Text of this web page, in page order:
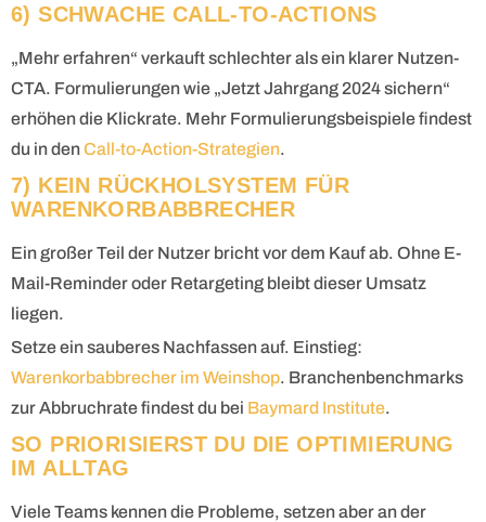
6) SCHWACHE CALL-TO-ACTIONS
„Mehr erfahren“ verkauft schlechter als ein klarer Nutzen-
CTA. Formulierungen wie „Jetzt Jahrgang 2024 sichern“
erhöhen die Klickrate. Mehr Formulierungsbeispiele findest
du in denCall-to-Action-Strategien.
7) KEIN RÜCKHOLSYSTEM FÜR
WARENKORBABBRECHER
Ein großer Teil der Nutzer bricht vor dem Kauf ab. Ohne E-
Mail-Reminder oder Retargeting bleibt dieser Umsatz
liegen.
Setze ein sauberes Nachfassen auf. Einstieg:
Warenkorbabbrecher im Weinshop. Branchenbenchmarks
zur Abbruchrate findest du bei Baymard Institute.
SO PRIORISIERST DU DIE OPTIMIERUNG
IM ALLTAG
Viele Teams kennen die Probleme, setzen aber an der